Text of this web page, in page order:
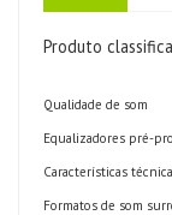
Produto
Qualidade de som
Equalizadores pré-
Características
Formatos de som